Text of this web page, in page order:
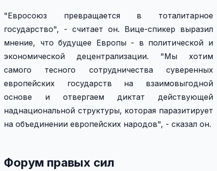
"Евросоюз превращается в тоталитарное
государство", - считает он. Вице-спикер выразил
мнение, что будущее Европы - в политической и
экономической децентрализации. "Мы хотим
самого тесного сотрудничества суверенных
европейских государств на взаимовыгодной
основе и отвергаем диктат действующей
наднациональной структуры, которая паразитирует
на объединении европейских народов", - сказал он.
Форум правых сил